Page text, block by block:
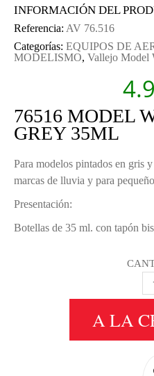
INFORMACIÓN DEL
Referencia: AV 76.516
Categorías: EQUIPOS DE
MODELISMO, Vallejo Model
76516 MODEL
GREY 35ML
Para modelos pintados en gris
marcas de lluvia y para
Presentación:
Botellas de 35 ml. con tapón
A LA